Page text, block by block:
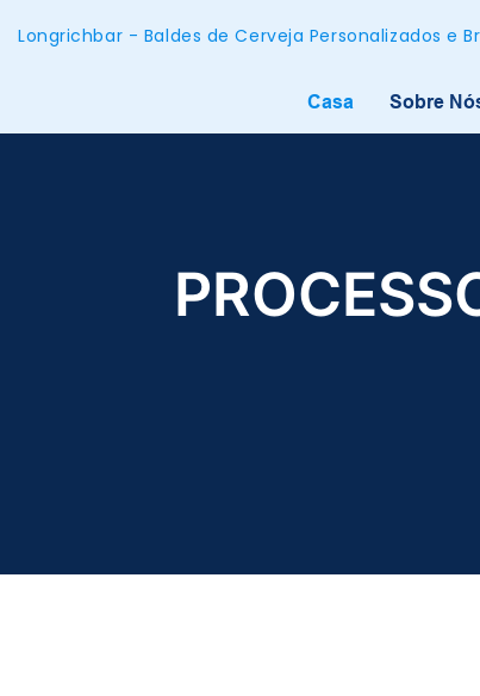
Longrichbar - Baldes de Cerveja Personalizados e
Casa Sobre